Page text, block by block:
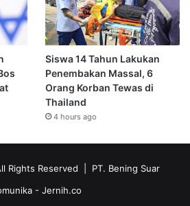
Siswa 14 Tahun Lakukan
Penembakan Massal, 6
Orang Korban Tewas di
Thailand
4 hours ago
Rights Reserved | PT. Bening Suar
- Jernih.co